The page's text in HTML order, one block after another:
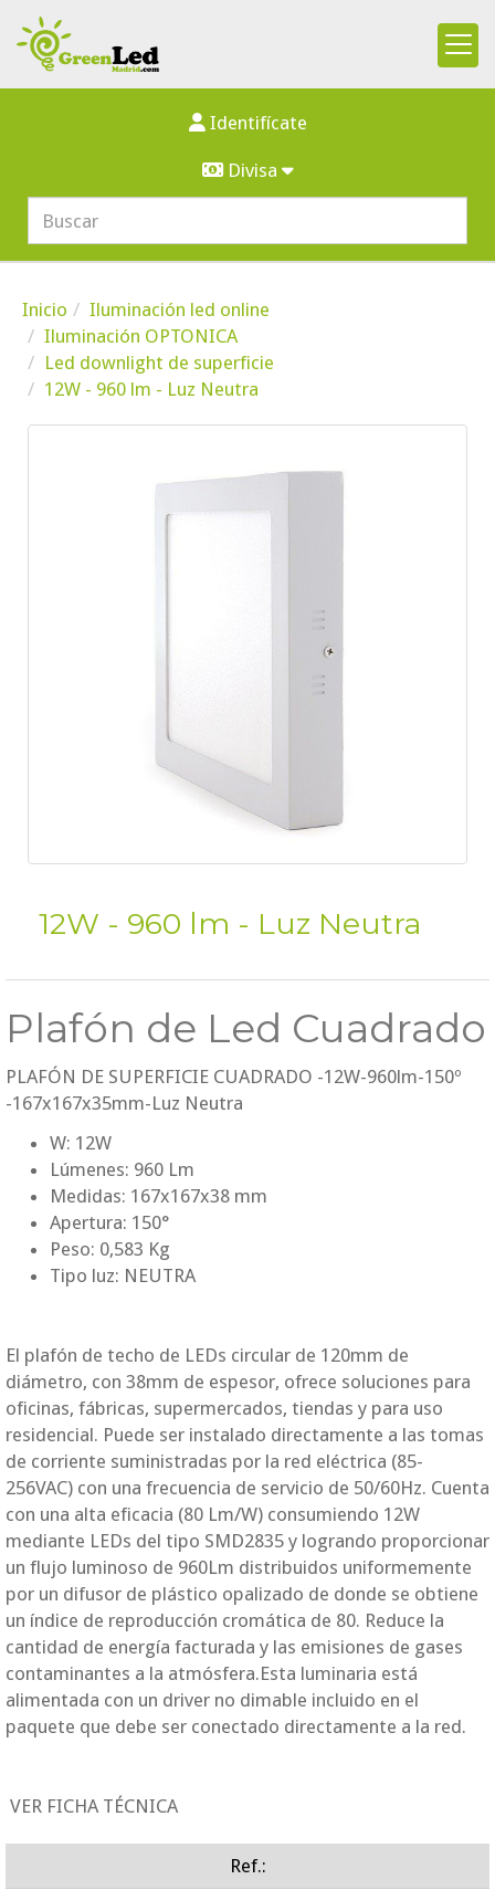
Identifícate
Divisa
Inicio
Iluminación led online
Iluminación OPTONICA
Led downlight de superficie
12W - 960 lm - Luz Neutra
12W - 960 lm - Luz Neutra
Plafón de Led Cuadrado
PLAFÓN DE SUPERFICIE CUADRADO -12W-960lm-150º
-167x167x35mm-Luz Neutra
W: 12W
Lúmenes: 960 Lm
Medidas: 167x167x38 mm
Apertura: 150°
Peso: 0,583 Kg
Tipo luz: NEUTRA
El plafón de techo de LEDs circular de 120mm de
diámetro, con 38mm de espesor, ofrece soluciones para
oficinas, fábricas, supermercados, tiendas y para uso
residencial. Puede ser instalado directamente a las tomas
de corriente suministradas por la red eléctrica (85-
256VAC) con una frecuencia de servicio de 50/60Hz. Cuenta
con una alta eficacia (80 Lm/W) consumiendo 12W
mediante LEDs del tipo SMD2835 y logrando proporcionar
un flujo luminoso de 960Lm distribuidos uniformemente
por un difusor de plástico opalizado de donde se obtiene
un índice de reproducción cromática de 80. Reduce la
cantidad de energía facturada y las emisiones de gases
contaminantes a la atmósfera.Esta luminaria está
alimentada con un driver no dimable incluido en el
paquete que debe ser conectado directamente a la red.
VER FICHA TÉCNICA
Ref.: